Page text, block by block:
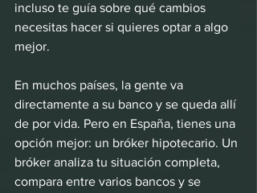
incluso te guía sobre qué cambios
necesitas hacer si quieres optar a algo
mejor.
En muchos países, la gente va
directamente a su banco y se queda allí
de por vida. Pero en España, tienes una
opción mejor: un bróker hipotecario. Un
bróker analiza tu situación completa,
compara entre varios bancos y se